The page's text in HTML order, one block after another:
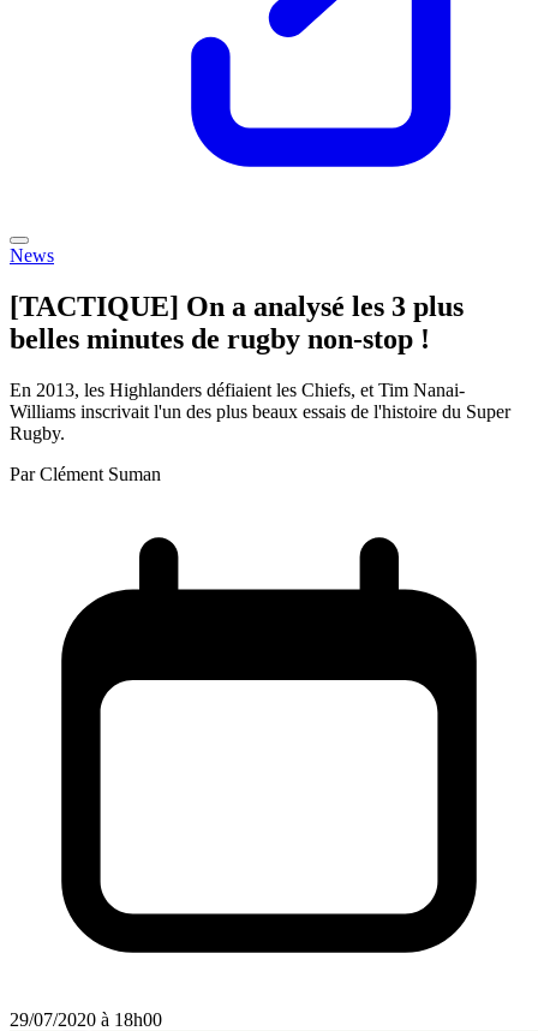
News
[TACTIQUE] On a analysé les 3 plus
belles minutes de rugby non-stop !
En 2013, les Highlanders défiaient les Chiefs, et Tim Nanai-
Williams inscrivait l'un des plus beaux essais de l'histoire du Super
Rugby.
Par Clément Suman
29/07/2020 à 18h00